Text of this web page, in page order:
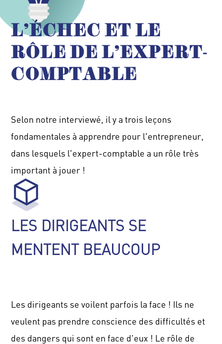
L'ÉCHEC ET LE
RÔLE DE L'EXPERT-
COMPTABLE
Selon notre interviewé, il y a trois leçons
fondamentales à apprendre pour l'entrepreneur,
dans lesquels l'expert-comptable a un rôle très
important à jouer !
LES DIRIGEANTS SE
MENTENT BEAUCOUP
Les dirigeants se voilent parfois la face ! Ils ne
veulent pas prendre conscience des difficultés et
des dangers qui sont en face d'eux ! Le rôle de